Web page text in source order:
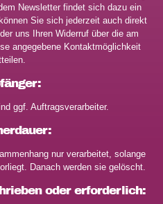
Newsletter findet sich dazu ein
Sie sich jederzeit auch direkt
uns Ihren Widerruf über die am
angegebene Kontaktmöglichkeit
ggf. Auftragsverarbeiter.
nur verarbeitet, solange
Danach werden sie gelöscht.
oder erforderlich: